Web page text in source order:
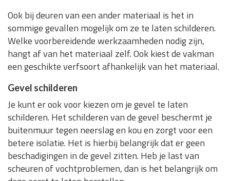
Ook bij deuren van een ander materiaal is het in
sommige gevallen mogelijk om ze te laten schilderen.
Welke voorbereidende werkzaamheden nodig zijn,
hangt af van het materiaal zelf. Ook kiest de vakman
een geschikte verfsoort afhankelijk van het materiaal.
Gevel schilderen
Je kunt er ook voor kiezen om je gevel te laten
schilderen. Het schilderen van de gevel beschermt je
buitenmuur tegen neerslag en kou en zorgt voor een
betere isolatie. Het is hierbij belangrijk dat er geen
beschadigingen in de gevel zitten. Heb je last van
scheuren of vochtproblemen, dan is het belangrijk om